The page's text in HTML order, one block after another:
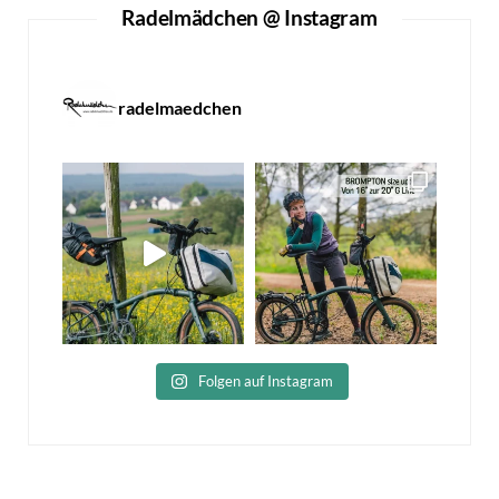
Radelmädchen @ Instagram
radelmaedchen
Folgen auf Instagram